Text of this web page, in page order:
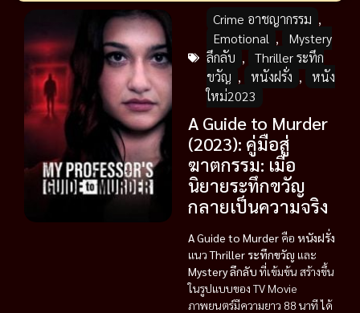
Crime อาชญากรรม ,
Emotional ,
Mystery
ลึกลับ ,
Thriller ระทึก
ขวัญ , หนังฝรั่ง ,
หนัง
ใหม่2023
A Guide to Murder
(2023): คู่มือสู่
ฆาตกรรม: เมื่อ
นิยายระทึกขวัญ
กลายเป็นความจริง
A Guide to Murderคือ หนังฝรั่ง
แนวThriller ระทึกขวัญ และ
Mystery ลึกลับ ที่เข้มข้น สร้างขึ้น
ในรูปแบบของ TV Movie
ภาพยนตร์มีความยาว 88 นาที ได้